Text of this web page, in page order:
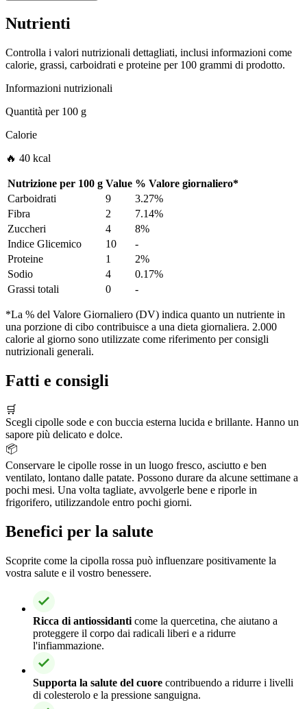
Nutrienti
Controlla i valori nutrizionali dettagliati, inclusi informazioni come
calorie, grassi, carboidrati e proteine per 100 grammi di prodotto.
Informazioni nutrizionali
Quantità per100 g
Calorie
🔥 40 kcal
Nutrizione per 100 g Value % Valore giornaliero*
Carboidrati
9
3.27%
Fibra
2
7.14%
Zuccheri
4
8%
Indice Glicemico
10
-
Proteine
1
2%
Sodio
4
0.17%
Grassi totali
0 -
*La % del Valore Giornaliero (DV) indica quanto un nutriente in
una porzione di cibo contribuisce a una dieta giornaliera. 2.000
calorie al giorno sono utilizzate come riferimento per consigli
nutrizionali generali.
Fatti e consigli
🛒
Scegli cipolle sode e con buccia esterna lucida e brillante. Hanno un
sapore più delicato e dolce.
📦
Conservare le cipolle rosse in un luogo fresco, asciutto e ben
ventilato, lontano dalle patate. Possono durare da alcune settimane a
pochi mesi. Una volta tagliate, avvolgerle bene e riporle in
frigorifero, utilizzandole entro pochi giorni.
Benefici per la salute
Scoprite come la cipolla rossa può influenzare positivamente la
vostra salute e il vostro benessere.
Ricca di antiossidanti come la quercetina, che aiutano a
proteggere il corpo dai radicali liberi e a ridurre
l'infiammazione.
Supporta la salute del cuore contribuendo a ridurre i livelli
di colesterolo e la pressione sanguigna.